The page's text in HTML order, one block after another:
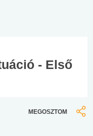
- Első
MEGOSZTOM